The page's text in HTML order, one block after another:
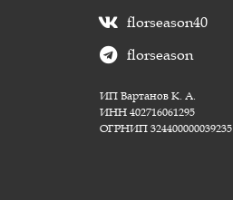
florseason40
florseason
ИП Вартанов К. А.
ИНН 402716061295
ОГРНИП 324400000039235